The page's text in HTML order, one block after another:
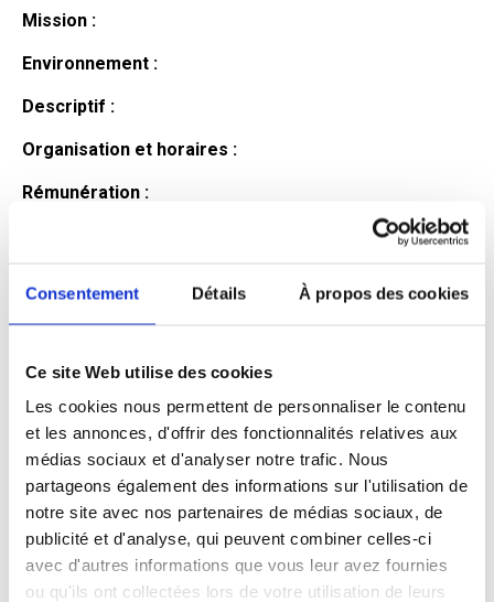
Consentement Détails À propos des cookies
Ce site Web utilise des cookies
Les cookies nous permettent de personnaliser le contenu
et les annonces, d'offrir des fonctionnalités relatives aux
médias sociaux et d'analyser notre trafic. Nous
partageons également des informations sur l'utilisation de
notre site avec nos partenaires de médias sociaux, de
publicité et d'analyse, qui peuvent combiner celles-ci
avec d'autres informations que vous leur avez fournies
ou qu'ils ont collectées lors de votre utilisation de leurs
Mission :
Environnement :
Descriptif :
Organisation et horaires :
Rémunération :
Profil du
candidat
Qualifications et diplômes :
Profil recherché :